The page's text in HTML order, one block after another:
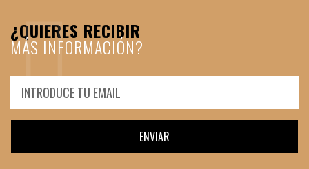
¿QUIERES RECIBIR
MÁS INFORMACIÓN?
ENVIAR